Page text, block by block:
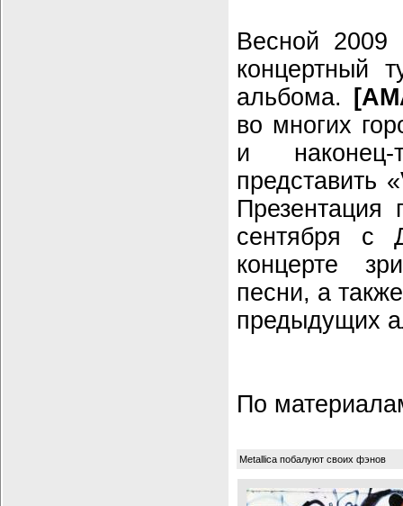
Весной 2009
концертный
альбома.
во многих
и наконец-
представить «
Презентация
сентября с
концерте
песни, а
предыдущих
По
Metallica побалуют своих фэнов